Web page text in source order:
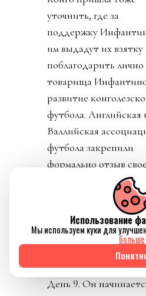
уточнить, где за
поддержку
им выдадут их взятку
поблагодарить лично
товарища
развитие
футбола. Английская
Валлийская
футбола закрепили
формально отзыв
поддержки Джанни.
Источник изображения
День 9. Он
Использование
Мы используем куки для
больше